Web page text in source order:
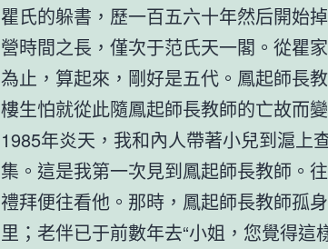
瞿氏的躲書，歷一百五六十年然后開始
營時間之長，僅次于范氏天一閣。從瞿
為止，算起來，剛好是五代。鳳起師長
樓生怕就從此隨鳳起師長教師的亡故而
1985年炎天，我和內人帶著小兒到滬上
集。這是我第一次見到鳳起師長教師。
禮拜便往看他。那時，鳳起師長教師孤
里；老伴已于前數年去“小姐，您覺得這